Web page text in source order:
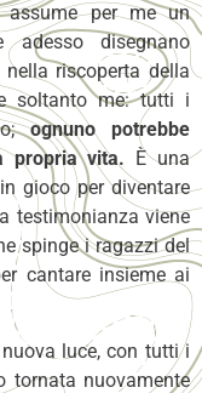
assume per me un
disegnano
riscoperta della
soltanto me: tutti i
ognuno potrebbe
propria vita. È una
gioco per diventare
testimonianza viene
spinge i ragazzi del
cantare insieme ai
luce, con tutti i
tornata nuovamente